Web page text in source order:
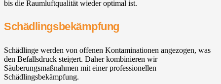
bis die Raumluftqualität wieder optimal ist.
Schädlingsbekämpfung
Schädlinge werden von offenen Kontaminationen angezogen, was
den Befallsdruck steigert. Daher kombinieren wir
Säuberungsmaßnahmen mit einer professionellen
Schädlingsbekämpfung.